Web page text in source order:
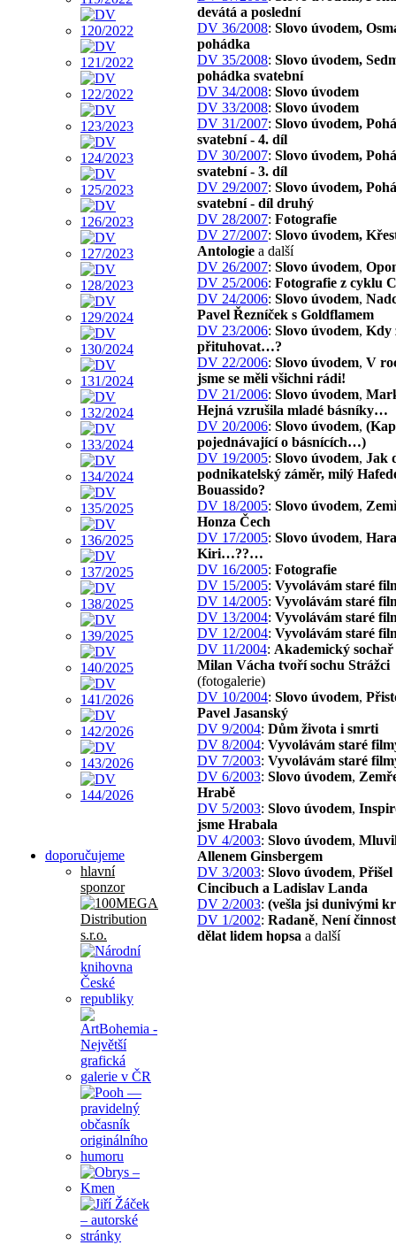
doporučujeme
hlavní
sponzor
devátá a poslední
DV 36/2008: Slovo úvodem,
pohádka
DV 35/2008: Slovo úvodem,
pohádka svatební
DV 34/2008: Slovo úvodem
DV 33/2008: Slovo úvodem
DV 31/2007: Slovo úvodem,
svatební - 4. díl
DV 30/2007: Slovo úvodem,
svatební - 3. díl
DV 29/2007: Slovo úvodem,
svatební - díl druhý
DV 28/2007: Fotografie
DV 27/2007: Slovo úvodem,
Antologie a další
DV 26/2007: Slovo úvodem,
DV 25/2006: Fotografie z cyklu
DV 24/2006: Slovo úvodem,
Pavel Řezníček s Goldflamem
DV 23/2006: Slovo úvodem, Kdy
přituhovat…?
DV 22/2006: Slovo úvodem, V
jsme se měli všichni rádi!
DV 21/2006: Slovo úvodem,
Hejná vzrušila mladé básníky…
DV 20/2006: Slovo úvodem,
pojednávající o básnících…)
DV 19/2005: Slovo úvodem, Jak
podnikatelský záměr, milý
Bouassido?
DV 18/2005: Slovo úvodem,
Honza Čech
DV 17/2005: Slovo úvodem, Hara
Kiri…??…
DV 16/2005: Fotografie
DV 15/2005: Vyvolávám staré
DV 14/2005: Vyvolávám staré
DV 13/2004: Vyvolávám staré
DV 12/2004: Vyvolávám staré
DV 11/2004: Akademický sochař
Milan Vácha tvoří sochu Strážci
(fotogalerie)
DV 10/2004: Slovo úvodem,
Pavel Jasanský
DV 9/2004: Dům života i smrti
DV 8/2004: Vyvolávám staré
DV 7/2003: Vyvolávám staré
DV 6/2003: Slovo úvodem,
Hrabě
DV 5/2003: Slovo úvodem,
jsme Hrabala
DV 4/2003: Slovo úvodem,
Allenem Ginsbergem
DV 3/2003: Slovo úvodem, Přišel
Cincibuch a Ladislav Landa
DV 2/2003: (vešla jsi dunivými
DV 1/2002: Radaně, Není
dělat lidem hopsa a další